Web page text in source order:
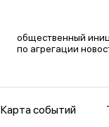
общественный
по агрегации
Карта событий